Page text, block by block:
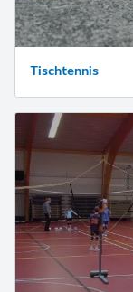
Tischtennis